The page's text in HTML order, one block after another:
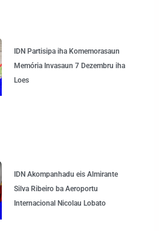
IDN Partisipa iha Komemorasaun
Memória Invasaun 7 Dezembru iha
Loes
IDN Akompanhadu eis Almirante
Silva Ribeiro ba Aeroportu
Internacional Nicolau Lobato